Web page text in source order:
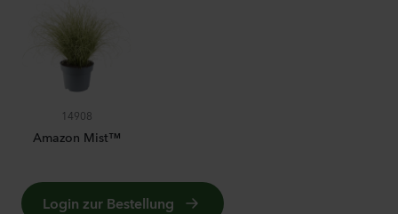
14908
Amazon Mist™
Login zur Bestellung